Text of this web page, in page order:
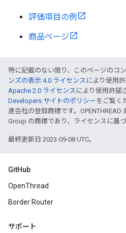
評価項目の例
商品ページ
特に記載のない限り、このページのコ
ンズの表示 4.0 ライセンス により使用
Apache 2.0 ライセンス により使用許諾
Developers サイトのポリシー をご覧く
連会社の登録商標です。OPENTHREAD
Group の商標であり、ライセンスに基
最終更新日 2023-09-08 UTC。
GitHub
OpenThread
Border Router
サポート